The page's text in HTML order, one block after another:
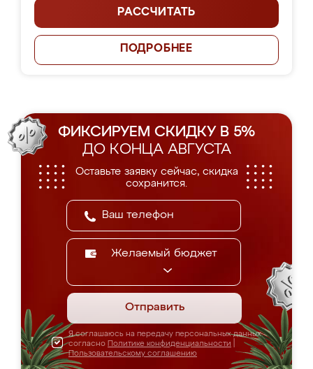
РАССЧИТАТЬ
ПОДРОБНЕЕ
ФИКСИРУЕМ СКИДКУ В 5%
ДО КОНЦА АВГУСТА
Оставьте заявку сейчас, скидка
сохранится.
Желаемый бюджет
Отправить
Я соглашаюсь на передачу персональных данных
согласно Политике конфиденциальности
Пользовательскому соглашению